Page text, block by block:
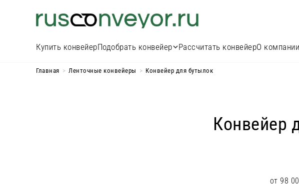
Купить конвейерПодобрать конвейер Рассчитать конвейерО компании
Главная > Ленточные конвейеры > Конвейер для бутылок
Конвейер
от 98